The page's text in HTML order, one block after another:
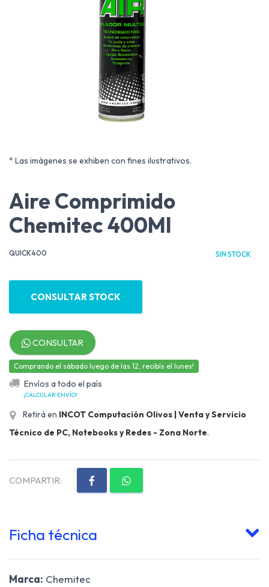
* Las imágenes se exhiben con fines ilustrativos.
Aire Comprimido
Chemitec 400Ml
QUICK400 SIN STOCK
CONSULTAR STOCK
CONSULTAR
Comprando el sábado luego de las 12, recibís el lunes!
Envíos a todo el país
¡CALCULAR ENVÍO!
Retirá en INCOT Computación Olivos | Venta y Servicio
Técnico de PC, Notebooks y Redes - Zona Norte.
COMPARTIR:
Ficha técnica
Marca: Chemitec